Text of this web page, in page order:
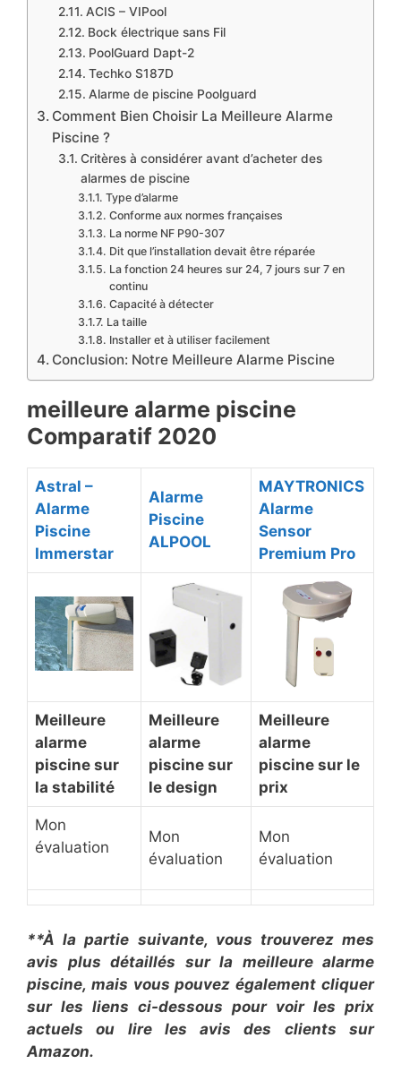
​ACIS – VIPool
​​Bock électrique sans Fil
​​PoolGuard Dapt-2
​Techko S187D
​Alarme de piscine Poolguard
​Comment Bien Choisir La Meilleure Alarme
Piscine ?
Critères à considérer avant d’acheter des
alarmes de piscine
Type d’alarme
Conforme aux normes françaises
La norme NF P90-307
Dit que l’installation devait être réparée
​La fonction 24 heures sur 24, 7 jours sur 7 en
continu
Capacité à détecter
La taille
Installer et à utiliser facilement
​Conclusion: Notre Meilleure Alarme Piscine
​meilleure alarme piscine
Comparatif 2020
​Astral –
Alarme
Piscine
Immerstar
​Alarme
Piscine
ALPOOL
​MAYTRONICS
Alarme
Sensor
Premium Pro
​Meilleure
alarme
piscine sur
la stabilité
​Meilleure
alarme
piscine sur
le design
​Meilleure
alarme
piscine sur le
prix
Mon
évaluation
Mon
évaluation
Mon
évaluation
**À la partie suivante, vous trouverez mes
avis plus détaillés sur la ​meilleure alarme
piscine, mais vous pouvez également cliquer
sur les liens ci-dessous pour voir les prix
actuels ou lire les avis des clients sur
Amazon.